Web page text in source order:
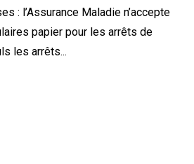
: l’Assurance Maladie n’accepte
papier pour les arrêts de
les arrêts...